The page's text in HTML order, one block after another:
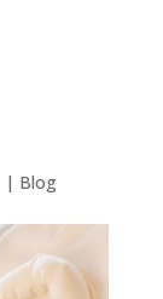
| Blog